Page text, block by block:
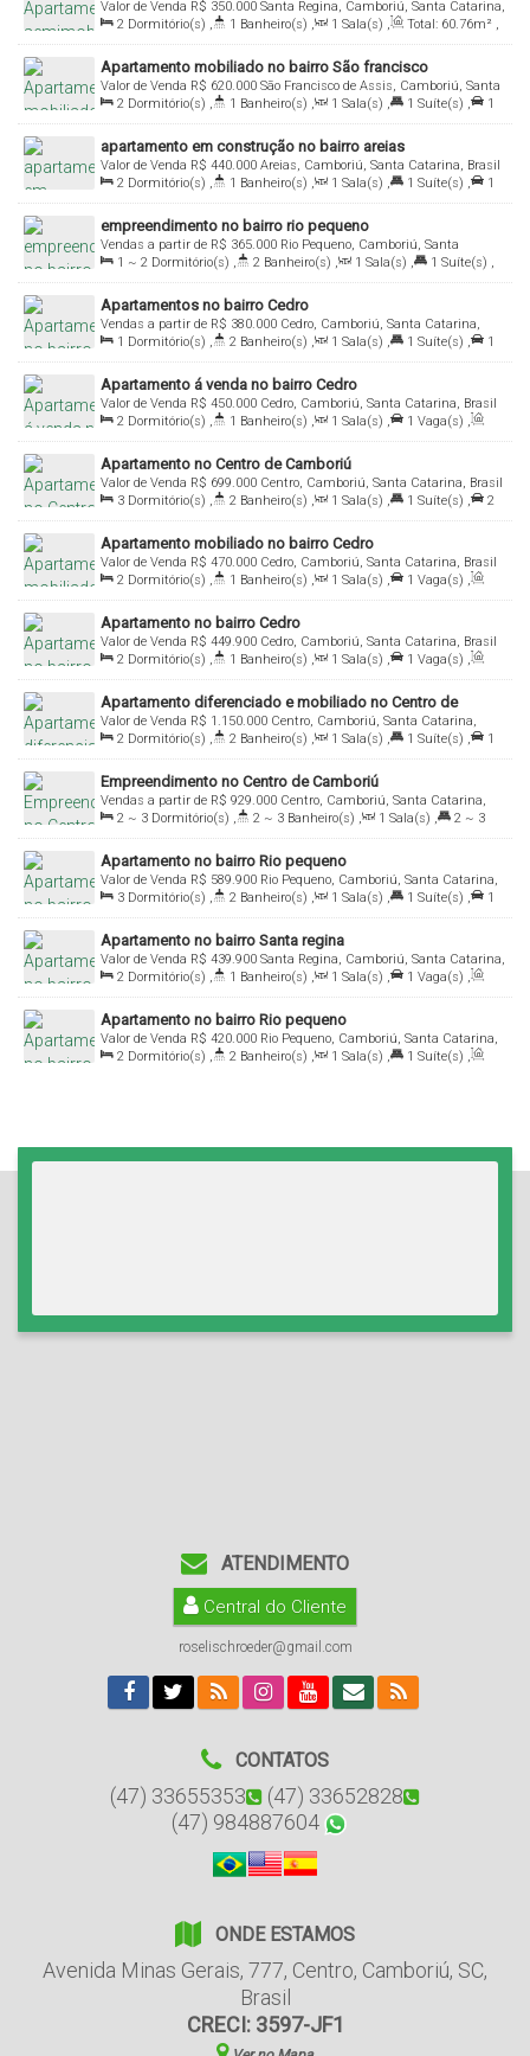
R$ 350.000
Valor de Venda
Santa Regina, Camboriú, Santa Catarina,
Brasil
2 Dormitório(s) , 1 Banheiro(s) , 1 Sala(s) , Total: 60.76m² ,
1 Vaga(s) , Útil: 51.70m²
Apartamento mobiliado no bairro São francisco
R$ 620.000
Valor de Venda
São Francisco de Assis, Camboriú, Santa
Catarina, Brasil
2 Dormitório(s) , 1 Banheiro(s) , 1 Sala(s) , 1 Suíte(s) ,
1
Vaga(s) , Útil: 68.67m²
apartamento em construção no bairro areias
R$ 440.000
Valor de Venda
Areias, Camboriú, Santa Catarina, Brasil
2 Dormitório(s) , 1 Banheiro(s) , 1 Sala(s) , 1 Suíte(s) ,
1
Vaga(s) , Útil: 61.00m²
empreendimento no bairro rio pequeno
R$ 365.000
Vendas a partir de
Rio Pequeno, Camboriú, Santa
Catarina, Brasil
1 ~ 2 Dormitório(s) , 2 Banheiro(s) , 1 Sala(s) , 1 Suíte(s) ,
1 Vaga(s) , Útil: 63.00m²
Apartamentos no bairro Cedro
R$ 380.000
Vendas a partir de
Cedro, Camboriú, Santa Catarina,
Brasil
1 Dormitório(s) , 2 Banheiro(s) , 1 Sala(s) , 1 Suíte(s) ,
1
Vaga(s) , Útil: 50.02~ 55.22m²
Apartamento á venda no bairro Cedro
R$ 450.000
Valor de Venda
Cedro, Camboriú, Santa Catarina, Brasil
2 Dormitório(s) , 1 Banheiro(s) , 1 Sala(s) , 1 Vaga(s) ,
Útil: 53.00m²
Apartamento no Centro de Camboriú
R$ 699.000
Valor de Venda
Centro, Camboriú, Santa Catarina, Brasil
3 Dormitório(s) , 2 Banheiro(s) , 1 Sala(s) , 1 Suíte(s) ,
2
Vaga(s) , Útil: 85.00m²
Apartamento mobiliado no bairro Cedro
R$ 470.000
Valor de Venda
Cedro, Camboriú, Santa Catarina, Brasil
2 Dormitório(s) , 1 Banheiro(s) , 1 Sala(s) , 1 Vaga(s) ,
Útil: 53.00m²
Apartamento no bairro Cedro
R$ 449.900
Valor de Venda
Cedro, Camboriú, Santa Catarina, Brasil
2 Dormitório(s) , 1 Banheiro(s) , 1 Sala(s) , 1 Vaga(s) ,
Útil: 53.00m²
Apartamento diferenciado e mobiliado no Centro de
Camboriú
R$ 1.150.000
Valor de Venda
Centro, Camboriú, Santa Catarina,
Brasil
2 Dormitório(s) , 2 Banheiro(s) , 1 Sala(s) , 1 Suíte(s) ,
1
Vaga(s) , Útil: 107.00m²
Empreendimento no Centro de Camboriú
R$ 929.000
Vendas a partir de
Centro, Camboriú, Santa Catarina,
Brasil2 ~ 3 Dormitório(s) , 2 ~ 3 Banheiro(s) , 1 Sala(s) ,
2 ~ 3
Suíte(s) , 1 ~ 2 Vaga(s) , Útil: 92.90~ 118.55m²
Apartamento no bairro Rio pequeno
R$ 589.900
Valor de Venda
Rio Pequeno, Camboriú, Santa Catarina,
Brasil
3 Dormitório(s) , 2 Banheiro(s) , 1 Sala(s) , 1 Suíte(s) ,
1
Vaga(s) , Útil: 75.96m²
Apartamento no bairro Santa regina
R$ 439.900
Valor de Venda
Santa Regina, Camboriú, Santa Catarina,
Brasil
2 Dormitório(s) , 1 Banheiro(s) , 1 Sala(s) , 1 Vaga(s) ,
Útil: 62.46m²
Apartamento no bairro Rio pequeno
R$ 420.000
Valor de Venda
Rio Pequeno, Camboriú, Santa Catarina,
Brasil
2 Dormitório(s) , 2 Banheiro(s) , 1 Sala(s) , 1 Suíte(s) ,
ATENDIMENTO
Central do Cliente
roselischroeder@gmail.com
CONTATOS
(47) 33655353
(47) 33652828
(47) 984887604
ONDE ESTAMOS
Avenida Minas Gerais, 777, Centro, Camboriú, SC,
Brasil
CRECI: 3597-JF1